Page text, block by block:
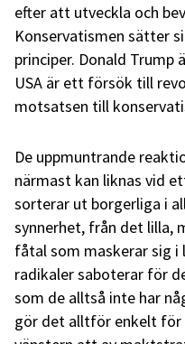
efter att utveckla och
Konservatismen sätter
principer. Donald Trump
USA är ett försök till
motsatsen till
De uppmuntrande
närmast kan liknas vid
sorterar ut borgerliga i
synnerhet, från det lilla,
fåtal som maskerar sig i
radikaler saboterar för
som de alltså inte har
gör det alltför enkelt för